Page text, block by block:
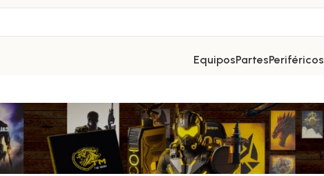
equipos partes periféricos